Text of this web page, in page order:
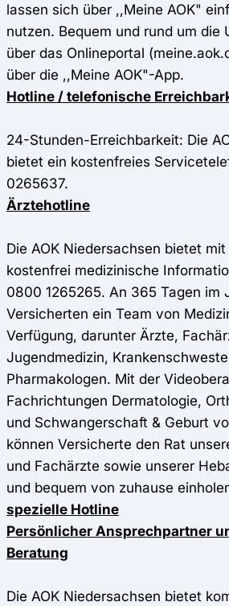
lassen sich über ,,Meine AOK"
nutzen. Bequem und rund um die
über das Onlineportal
über die ,,Meine AOK"-App.
Hotline / telefonische
24-Stunden-Erreichbarkeit: Die
bietet ein kostenfreies
0265637.
Ärztehotline
Die AOK Niedersachsen bietet
kostenfrei medizinische
0800 1265265. An 365 Tagen im
Versicherten ein Team von
Verfügung, darunter Ärzte,
Jugendmedizin,
Pharmakologen. Mit der
Fachrichtungen Dermatologie,
und Schwangerschaft & Geburt
können Versicherte den Rat
und Fachärzte sowie unserer
und bequem von zuhause
spezielle Hotline
Persönlicher Ansprechpartner
Beratung
Die AOK Niedersachsen bietet